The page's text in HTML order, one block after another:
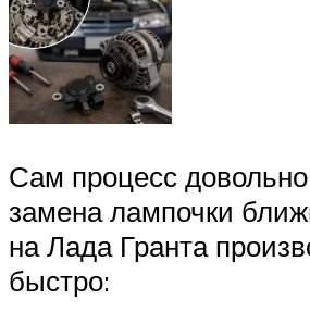
Сам процесс
замена лампочки
на Лада Гранта
быстро: